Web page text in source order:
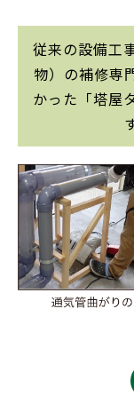
従来の設備工
物）の補修専
かった「塔屋